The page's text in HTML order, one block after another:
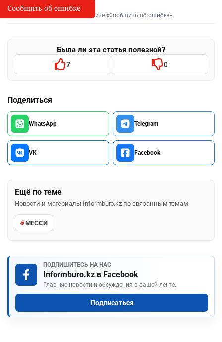
I
Сообщить об опечатке
Выделите фрагмент и нажмите «Сообщить об ошибке»
Была ли эта статья полезной?
7 0
Поделиться
WhatsApp Telegram
VK Facebook
Ещё по теме
Новости и материалы Informburo.kz по связанным темам
МЕССИ
ПОДПИШИТЕСЬ НА НАС
Informburo.kz в Facebook
Главные новости и обсуждения в вашей ленте.
Подписаться
Сообщить об ошибке